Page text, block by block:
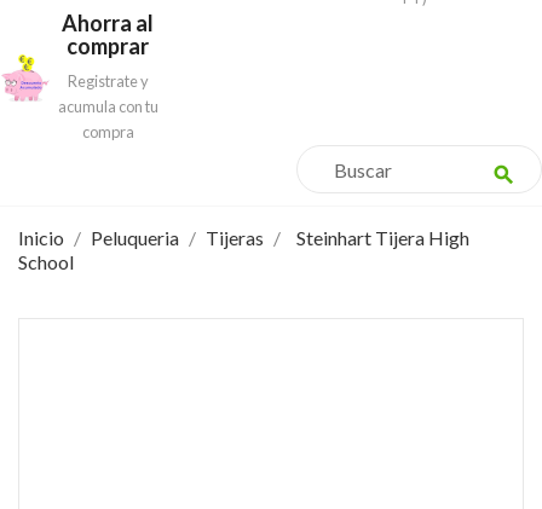
Ahorra al
comprar
Registrate y
acumula con tu
compra
search
Inicio Peluqueria Tijeras
Steinhart Tijera High
School